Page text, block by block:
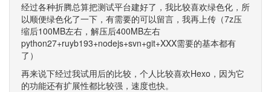
经过各种折腾总算把测试平台建好了，我比较喜欢绿色化，所
以顺便绿色化了一下，有需要的可以留言，我再上传（7z压
缩后100MB左右，解压后400MB左右
python27+ruyb193+nodejs+svn+git+XXX需要的基本都有
了）
再来说下经过我试用后的比较，个人比较喜欢Hexo，因为它
的功能还有扩展性都比较强，速度也快。